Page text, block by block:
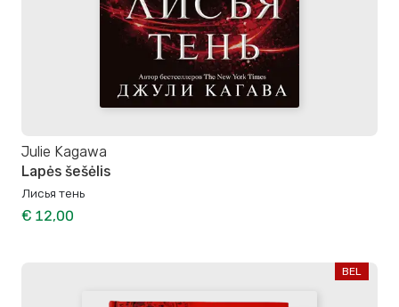
Julie Kagawa
Lapės šešėlis
Лисья тень
€ 12,00
BEL